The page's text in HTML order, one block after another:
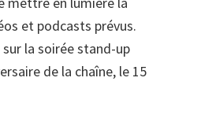
et podcasts prévus.
la soirée stand-up
de la chaîne, le 15